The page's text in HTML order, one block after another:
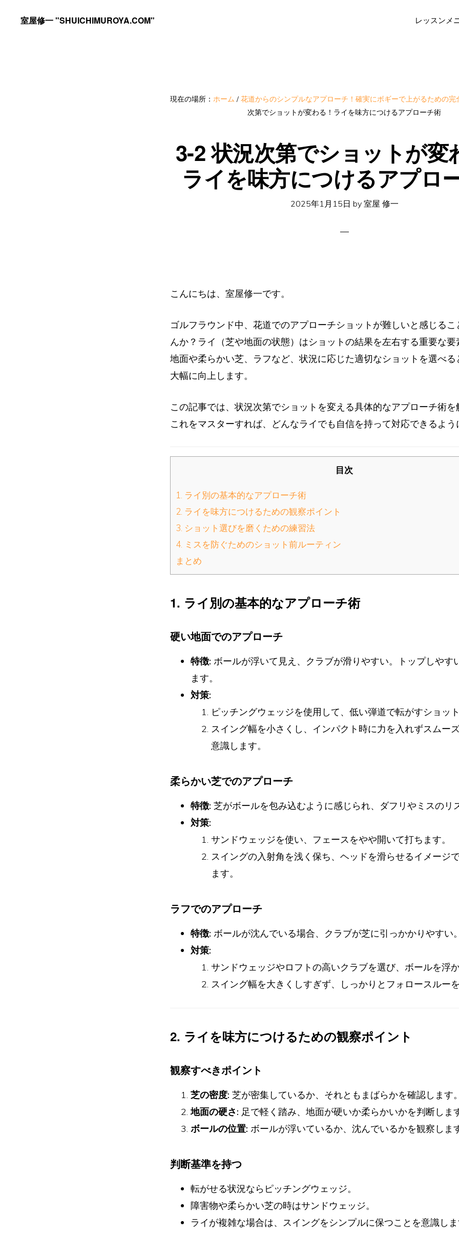
室屋修一 "SHUICHIMUROYA.COM"
レッスンメ
現在の場所： ホーム / 花道からのシンプルなアプローチ！確実にボギーで上がるための完
次第でショットが変わる！ライを味方につけるアプローチ術
3-2 状況次第でショットが変
ライを味方につけるアプロ
2025年1月15日 by 室屋 修一
こんにちは、室屋修一です。
ゴルフラウンド中、花道でのアプローチショットが難しいと感じる
んか？ライ（芝や地面の状態）はショットの結果を左右する重要な要
地面や柔らかい芝、ラフなど、状況に応じた適切なショットを選べ
大幅に向上します。
この記事では、状況次第でショットを変える具体的なアプローチ術を
これをマスターすれば、どんなライでも自信を持って対応できるよう
目次
1. ライ別の基本的なアプローチ術
2. ライを味方につけるための観察ポイント
3. ショット選びを磨くための練習法
4. ミスを防ぐためのショット前ルーティン
まとめ
1. ライ別の基本的なアプローチ術
硬い地面でのアプローチ
特徴: ボールが浮いて見え、クラブが滑りやすい。トップしやす
ます。
対策:
ピッチングウェッジを使用して、低い弾道で転がすショット
スイング幅を小さくし、インパクト時に力を入れずスムー
意識します。
柔らかい芝でのアプローチ
特徴: 芝がボールを包み込むように感じられ、ダフリやミスのリ
対策:
サンドウェッジを使い、フェースをやや開いて打ちます。
スイングの入射角を浅く保ち、ヘッドを滑らせるイメージ
ます。
ラフでのアプローチ
特徴: ボールが沈んでいる場合、クラブが芝に引っかかりやすい。
対策:
サンドウェッジやロフトの高いクラブを選び、ボールを浮か
スイング幅を大きくしすぎず、しっかりとフォロースルーを
2. ライを味方につけるための観察ポイント
観察すべきポイント
芝の密度: 芝が密集しているか、それともまばらかを確認します。
地面の硬さ: 足で軽く踏み、地面が硬いか柔らかいかを判断しま
ボールの位置: ボールが浮いているか、沈んでいるかを観察しま
判断基準を持つ
転がせる状況ならピッチングウェッジ。
障害物や柔らかい芝の時はサンドウェッジ。
ライが複雑な場合は、スイングをシンプルに保つことを意識しま